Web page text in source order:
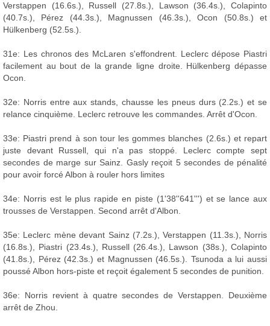
Verstappen (16.6s.), Russell (27.8s.), Lawson (36.4s.), Colapinto
(40.7s.), Pérez (44.3s.), Magnussen (46.3s.), Ocon (50.8s.) et
Hülkenberg (52.5s.).
31e: Les chronos des McLaren s'effondrent. Leclerc dépose Piastri
facilement au bout de la grande ligne droite. Hülkenberg dépasse
Ocon.
32e: Norris entre aux stands, chausse les pneus durs (2.2s.) et se
relance cinquième. Leclerc retrouve les commandes. Arrêt d'Ocon.
33e: Piastri prend à son tour les gommes blanches (2.6s.) et repart
juste devant Russell, qui n'a pas stoppé. Leclerc compte sept
secondes de marge sur Sainz. Gasly reçoit 5 secondes de pénalité
pour avoir forcé Albon à rouler hors limites
34e: Norris est le plus rapide en piste (1'38''641''') et se lance aux
trousses de Verstappen. Second arrêt d'Albon.
35e: Leclerc mène devant Sainz (7.2s.), Verstappen (11.3s.), Norris
(16.8s.), Piastri (23.4s.), Russell (26.4s.), Lawson (38s.), Colapinto
(41.8s.), Pérez (42.3s.) et Magnussen (46.5s.). Tsunoda a lui aussi
poussé Albon hors-piste et reçoit également 5 secondes de punition.
36e: Norris revient à quatre secondes de Verstappen. Deuxième
arrêt de Zhou.